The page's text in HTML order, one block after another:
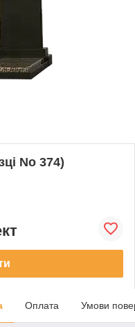
No 374)
Оплата Умови